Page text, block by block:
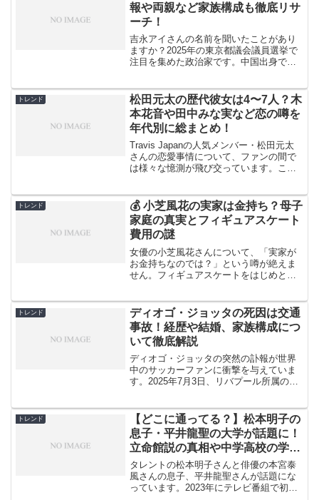
報や両親など家族構成も徹底リサ
ーチ！
吉永アイさんの名前を聞いたことがあり
ますか？2025年の東京都議会議員選挙で
注目を集めた政治家です。中国出身であ
的な経験と専門知識を兼ね備えた興味深
いものです。今回は吉...
トレンド
松田元太の歴代彼女は4〜7人？木
本花音や田中みな実など恋の噂を
年代別に総まとめ！
Travis Japanの人気メンバー・松田元太
さんの恋愛事情について、ファンの間で
は様々な憶測が飛び交っています。これ
本花音さんや、フリーアナウンサーの田
中みな...
トレンド
💰 小芝風花の実家は金持ち？母子
家庭の真実とフィギュアスケート
費用の謎
女優の小芝風花さんについて、「実家が
お金持ちなのでは？」という噂が絶えま
せん。フィギュアスケートをはじめとす
と推測されています。しかし、実際の小
芝風花さんの家庭環境は、...
トレンド
ディオゴ・ジョッタの死因は交通
事故！経歴や結婚、家族構成につ
いて徹底解説
ディオゴ・ジョッタの突然の訃報が世界
中のサッカーファンに衝撃を与えていま
す。2025年7月3日、リバプール所属のポ
か2週間という短すぎる新婚生活、3人の
愛する子どもた...
トレンド
【どこに通ってる？】松本明子の
息子・平井龍聖の大学が話題に！
立命館説の真相や中学高校の学歴
と現在の一人暮らし生活まで徹底
解説
タレントの松本明子さんと俳優の本宮泰
風さんの息子、平井龍聖さんが話題にな
っています。2023年にテレビ番組で初め